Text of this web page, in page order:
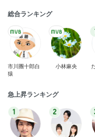
総合ランキング
市川團十郎白
猿
小林麻央
急上昇ランキング
1 2